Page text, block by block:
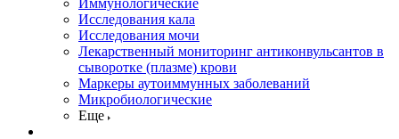
Иммунологические
Исследования кала
Исследования мочи
Лекарственный мониторинг антиконвульсантов в
сыворотке (плазме) крови
Маркеры аутоиммунных заболеваний
Микробиологические
Еще